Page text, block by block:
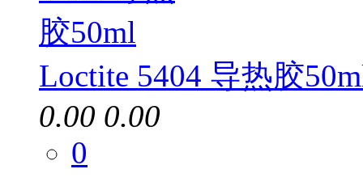
Loctite 5404 导热胶
0.00 0.00
0